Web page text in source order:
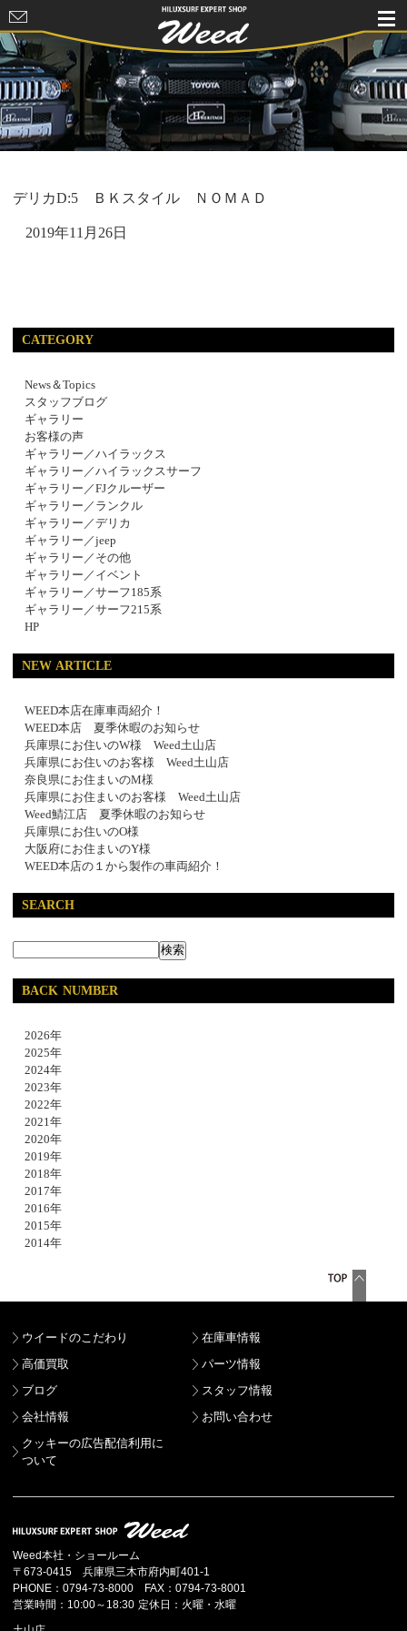
HILUXSURF
EXPERT
SHOP Weed
デリカD:5 ＢＫスタイル ＮＯＭＡＤ
2019年11月26日
CATEGORY
News＆Topics
スタッフブログ
ギャラリー
お客様の声
ギャラリー／ハイラックス
ギャラリー／ハイラックスサーフ
ギャラリー／FJクルーザー
ギャラリー／ランクル
ギャラリー／デリカ
ギャラリー／jeep
ギャラリー／その他
ギャラリー／イベント
ギャラリー／サーフ185系
ギャラリー／サーフ215系
HP
NEW ARTICLE
WEED本店在庫車両紹介！
WEED本店 夏季休暇のお知らせ
兵庫県にお住いのW様 Weed土山店
兵庫県にお住いのお客様 Weed土山店
奈良県にお住まいのM様
兵庫県にお住まいのお客様 Weed土山店
Weed鯖江店 夏季休暇のお知らせ
兵庫県にお住いのO様
大阪府にお住まいのY様
WEED本店の１から製作の車両紹介！
SEARCH
BACK NUMBER
2026年
2025年
2024年
2023年
2022年
2021年
2020年
2019年
2018年
2017年
2016年
2015年
2014年
ウイードのこだわり
在庫車情報
高価買取
パーツ情報
ブログ
スタッフ情報
会社情報
お問い合わせ
クッキーの広告配信利用に
ついて
Weed本社・ショールーム
〒673-0415 兵庫県三木市府内町401-1
PHONE：0794-73-8000 FAX：0794-73-8001
営業時間：10:00～18:30 定休日：火曜・水曜